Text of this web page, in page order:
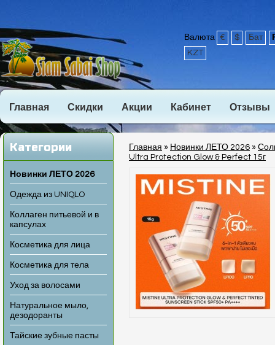
Валюта € $ Бат
KZT
Главная Скидки Акции Кабинет Отзывы
Категории
Новинки ЛЕТО 2026
Одежда из UNIQLO
Коллаген питьевой и в
капсулах
Косметика для лица
Косметика для тела
Уход за волосами
Натуральное мыло,
дезодоранты
Тайские зубные пасты
Главная » Новинки ЛЕТО 2026 »
Ultra Protection Glow & Perfect 15г